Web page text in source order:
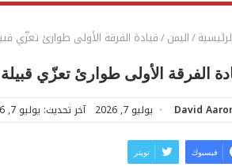
/اليمن/قيادة الفرقة الأولى طوارئ تعزّي
الفرقة الأولى طوارئ تعزّي
David يوليو 7, 2026 آخر تحديث: يوليو 7, 2026
فيسبوك تويتر